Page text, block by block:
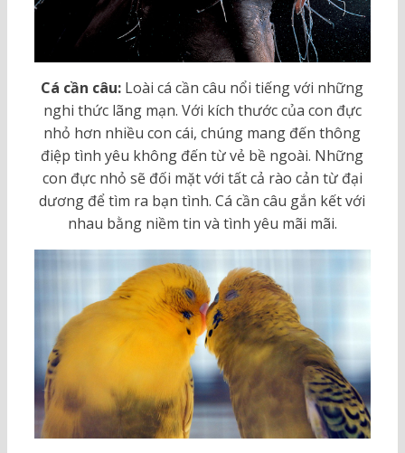
Cá cần câu: Loài cá cần câu nổi tiếng với những
nghi thức lãng mạn. Với kích thước của con đực
nhỏ hơn nhiều con cái, chúng mang đến thông
điệp tình yêu không đến từ vẻ bề ngoài. Những
con đực nhỏ sẽ đối mặt với tất cả rào cản từ đại
dương để tìm ra bạn tình. Cá cần câu gắn kết với
nhau bằng niềm tin và tình yêu mãi mãi.